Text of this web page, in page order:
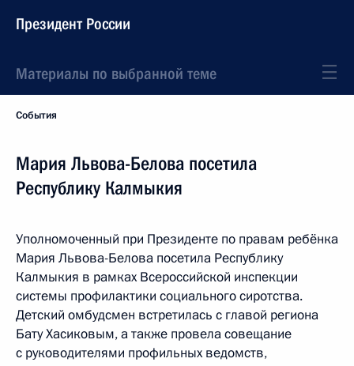
Президент России
Материалы по выбранной теме
События
Мария Львова-Белова посетила
Республику Калмыкия
Уполномоченный при Президенте по правам ребёнка
Мария Львова-Белова посетила Республику
Калмыкия в рамках Всероссийской инспекции
системы профилактики социального сиротства.
Детский омбудсмен встретилась с главой региона
Бату Хасиковым, а также провела совещание
с руководителями профильных ведомств,